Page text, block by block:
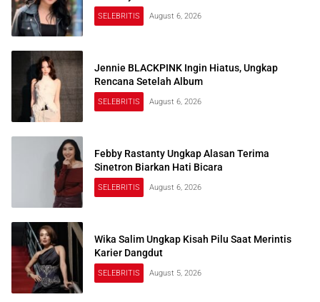
SELEBRITIS August 6, 2026
Jennie BLACKPINK Ingin Hiatus, Ungkap
Rencana Setelah Album
SELEBRITIS August 6, 2026
Febby Rastanty Ungkap Alasan Terima
Sinetron Biarkan Hati Bicara
SELEBRITIS August 6, 2026
Wika Salim Ungkap Kisah Pilu Saat Merintis
Karier Dangdut
SELEBRITIS August 5, 2026